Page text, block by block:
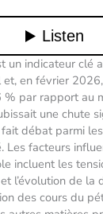
un indicateur clé
en février
% par rapport au
une chute
débat parmi
Les facteurs
incluent les
et l’évolution de
des cours du